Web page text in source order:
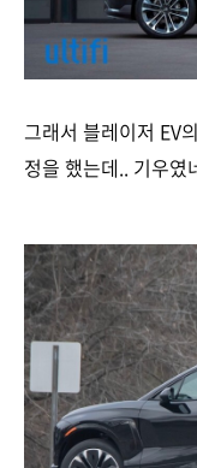
그래서 블레이저 EV
정을 했는데.. 기우였